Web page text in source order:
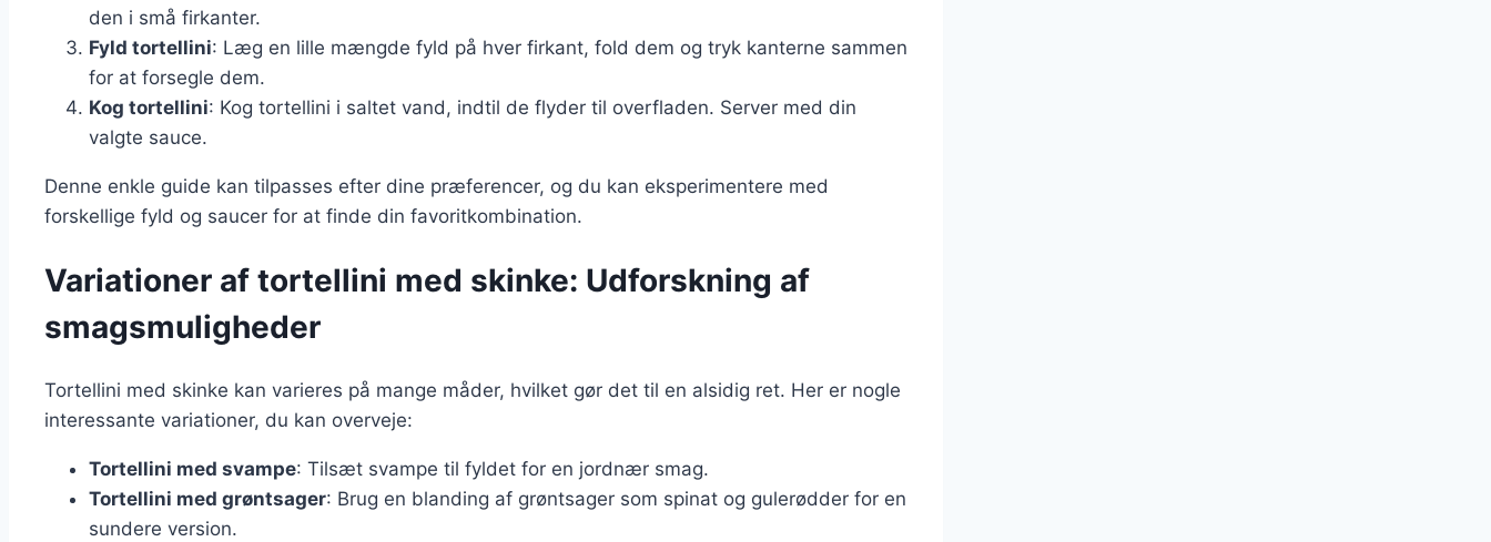
den i små firkanter.
Fyld tortellini: Læg en lille mængde fyld på hver firkant, fold dem og tryk kanterne sammen
for at forsegle dem.
Kog tortellini: Kog tortellini i saltet vand, indtil de flyder til overfladen. Server med din
valgte sauce.
Denne enkle guide kan tilpasses efter dine præferencer, og du kan eksperimentere med
forskellige fyld og saucer for at finde din favoritkombination.
Variationer af tortellini med skinke: Udforskning af
smagsmuligheder
Tortellini med skinke kan varieres på mange måder, hvilket gør det til en alsidig ret. Her er nogle
interessante variationer, du kan overveje:
Tortellini med svampe: Tilsæt svampe til fyldet for en jordnær smag.
Tortellini med grøntsager: Brug en blanding af grøntsager som spinat og gulerødder for en
sundere version.